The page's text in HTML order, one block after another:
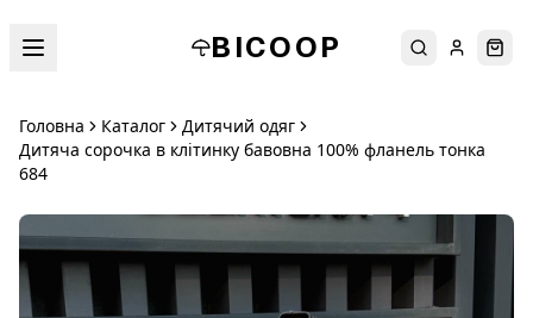
BICOOP ПошукУвійти
Головна Каталог
Дитячий одяг
Дитяча сорочка в клітинку бавовна 100% фланель тонка
684